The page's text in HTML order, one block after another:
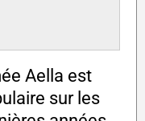
Aella est
sur les